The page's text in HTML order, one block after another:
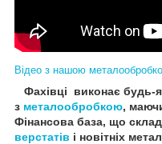
Відео з нашою
Фахівці виконає будь-
з металообробкою,
Фінансова база, що
верстатів і новітніх